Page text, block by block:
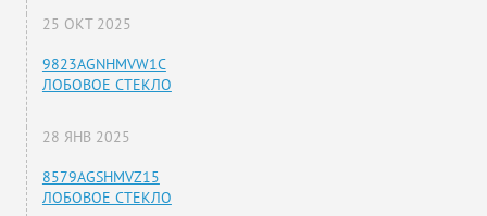
25 ОКТ 2025
9823AGNHMVW1C
ЛОБОВОЕ СТЕКЛО
28 ЯНВ 2025
8579AGSHMVZ15
ЛОБОВОЕ СТЕКЛО